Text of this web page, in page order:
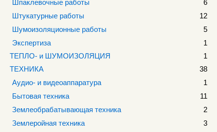
Шпаклевочные работы
6
Штукатурные работы
12
Шумоизоляционные работы
5
Экспертиза
1
ТЕПЛО- и ШУМОИЗОЛЯЦИЯ
1
ТЕХНИКА
38
Аудио- и видеоаппаратура
1
Бытовая техника
11
Землеобрабатывающая техника
2
Землеройная техника
3